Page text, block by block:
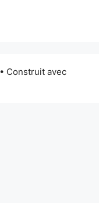
• Construit avec